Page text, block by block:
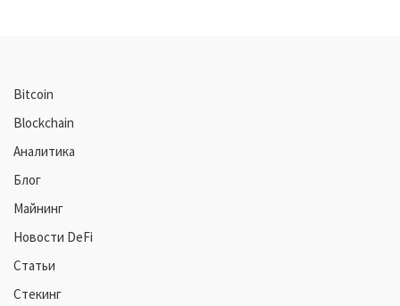
Bitcoin
Blockchain
Аналитика
Блог
Майнинг
Новости DeFi
Статьи
Стекинг